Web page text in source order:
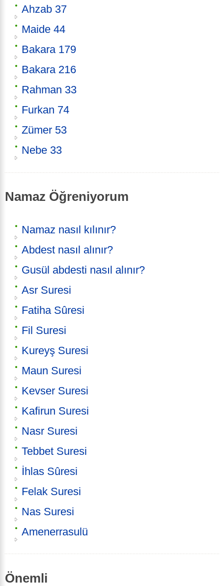
Ahzab 37
Maide 44
Bakara 179
Bakara 216
Rahman 33
Furkan 74
Zümer 53
Nebe 33
Namaz Öğreniyorum
Namaz nasıl kılınır?
Abdest nasıl alınır?
Gusül abdesti nasıl alınır?
Asr Suresi
Fatiha Sûresi
Fil Suresi
Kureyş Suresi
Maun Suresi
Kevser Suresi
Kafirun Suresi
Nasr Suresi
Tebbet Suresi
İhlas Sûresi
Felak Suresi
Nas Suresi
Amenerrasulü
Önemli